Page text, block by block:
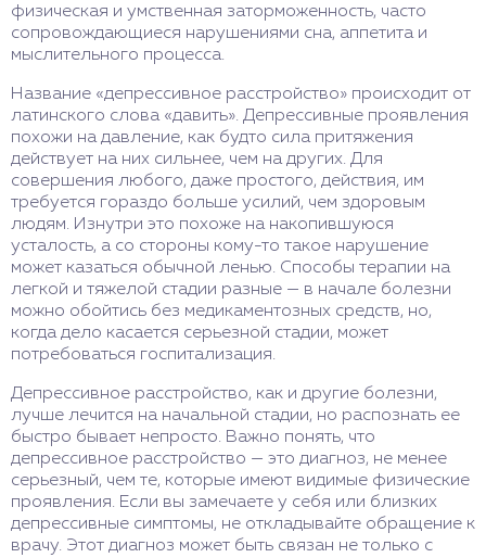
физическая и умственная заторможенность, часто
сопровождающиеся нарушениями сна, аппетита и
мыслительного процесса.
Название «депрессивное расстройство» происходит от
латинского слова «давить». Депрессивные проявления
похожи на давление, как будто сила притяжения
действует на них сильнее, чем на других. Для
совершения любого, даже простого, действия, им
требуется гораздо больше усилий, чем здоровым
людям. Изнутри это похоже на накопившуюся
усталость, а со стороны кому-то такое нарушение
может казаться обычной ленью. Способы терапии на
легкой и тяжелой стадии разные — в начале болезни
можно обойтись без медикаментозных средств, но,
когда дело касается серьезной стадии, может
потребоваться госпитализация.
Депрессивное расстройство, как и другие болезни,
лучше лечится на начальной стадии, но распознать ее
быстро бывает непросто. Важно понять, что
депрессивное расстройство — это диагноз, не менее
серьезный, чем те, которые имеют видимые физические
проявления. Если вы замечаете у себя или близких
депрессивные симптомы, не откладывайте обращение к
врачу. Этот диагноз может быть связан не только с